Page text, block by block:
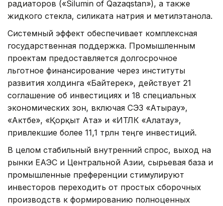
радиаторов («Silumin of Qazaqstan»), а также
жидкого стекла, силиката натрия и метилэтанола.
Системный эффект обеспечивает комплексная
государственная поддержка. Промышленным
проектам предоставляется долгосрочное
льготное финансирование через институты
развития холдинга «Байтерек», действует 21
соглашение об инвестициях и 18 специальных
экономических зон, включая СЭЗ «Атырау»,
«Актөбе», «Қорқыт Ата» и «ИТЛК «Алатау»,
привлекшие более 11,1 трлн теңге инвестиций.
В целом стабильный внутренний спрос, выход на
рынки ЕАЭС и Центральной Азии, сырьевая база и
промышленные преференции стимулируют
инвесторов переходить от простыx сборочных
производств к формированию полноценных